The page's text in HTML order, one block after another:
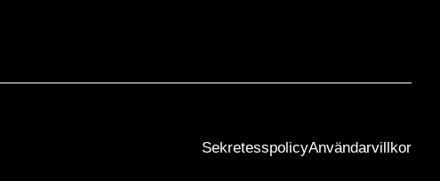
SekretesspolicyAnvändarvillkor